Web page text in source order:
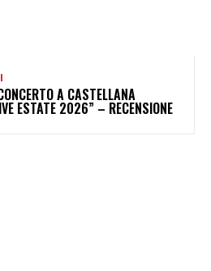
A CASTELLANA
ESTATE 2026” – RECENSIONE